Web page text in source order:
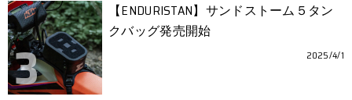
【ENDURISTAN】サンドストーム５タン
クバッグ発売開始
2025/4/1